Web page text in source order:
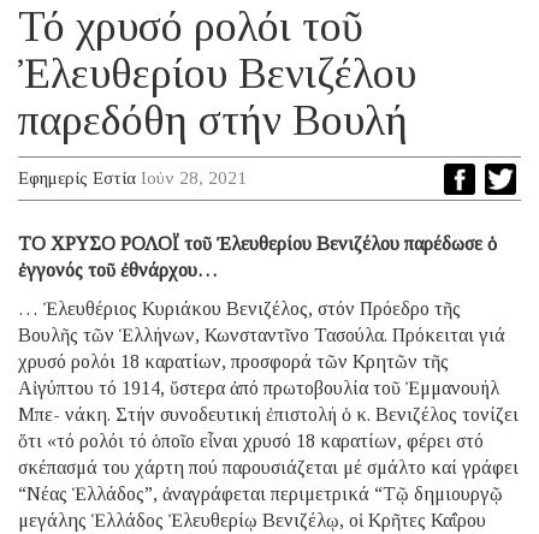
Τό χρυσό ρολόι τοῦ
Ἐλευθερίου Βενιζέλου
παρεδόθη στήν Βουλή
Εφημερίς Εστία Ιούν 28, 2021
ΤΟ ΧΡΥΣΟ ΡΟΛΟΪ τοῦ Ἐλευθερίου Βενιζέλου παρέδωσε ὁ
ἐγγονός τοῦ ἐθνάρχου…
… Ἐλευθέριος Κυριάκου Βενιζέλος, στόν Πρόεδρο τῆς
Βουλῆς τῶν Ἑλλήνων, Κωνσταντῖνο Τασούλα. Πρόκειται γιά
χρυσό ρολόι 18 καρατίων, προσφορά τῶν Κρητῶν τῆς
Αἰγύπτου τό 1914, ὕστερα ἀπό πρωτοβουλία τοῦ Ἐμμανουήλ
Μπε- νάκη. Στήν συνοδευτική ἐπιστολή ὁ κ. Βενιζέλος τονίζει
ὅτι «τό ρολόι τό ὁποῖο εἶναι χρυσό 18 καρατίων, φέρει στό
σκέπασμά του χάρτη πού παρουσιάζεται μέ σμάλτο καί γράφει
“Νέας Ἑλλάδος”, ἀναγράφεται περιμετρικά “Τῷ δημιουργῷ
μεγάλης Ἑλλάδος Ἐλευθερίῳ Βενιζέλῳ, οἱ Κρῆτες Καΐρου